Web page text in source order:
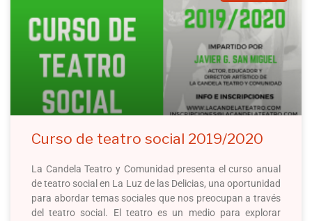
Curso de teatro social 2019/2020
La Candela Teatro y Comunidad presenta el curso anual
de teatro social en La Luz de las Delicias, una oportunidad
para abordar temas sociales que nos preocupan a través
del teatro social. El teatro es un medio para explorar